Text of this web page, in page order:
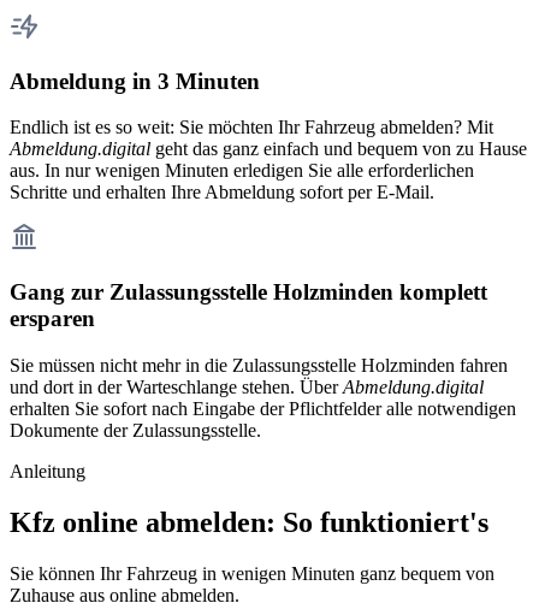
Abmeldung in 3 Minuten
Endlich ist es so weit: Sie möchten Ihr Fahrzeug abmelden? Mit
Abmeldung.digital geht das ganz einfach und bequem von zu Hause
aus. In nur wenigen Minuten erledigen Sie alle erforderlichen
Schritte und erhalten Ihre Abmeldung sofort per E-Mail.
Gang zur Zulassungsstelle Holzminden komplett
ersparen
Sie müssen nicht mehr in die Zulassungsstelle Holzminden fahren
und dort in der Warteschlange stehen. ÜberAbmeldung.digital
erhalten Sie sofort nach Eingabe der Pflichtfelder alle notwendigen
Dokumente der Zulassungsstelle.
Anleitung
Kfz online abmelden: So funktioniert's
Sie können Ihr Fahrzeug in wenigen Minuten ganz bequem von
Zuhause aus online abmelden.